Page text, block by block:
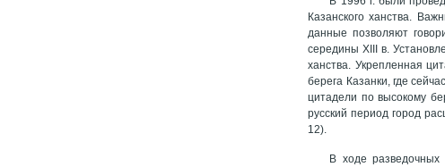
Казанского ханства.
данные позволяют
середины XIII в.
ханства. Укрепленная
берега Казанки, где
цитадели по высокому
русский период город
12).
В ходе